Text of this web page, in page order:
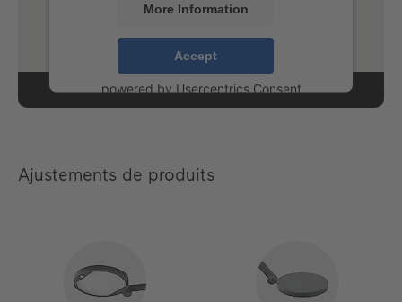
More Information
Accept
powered by Usercentrics Consent
Management Platform
Ajustements de produits